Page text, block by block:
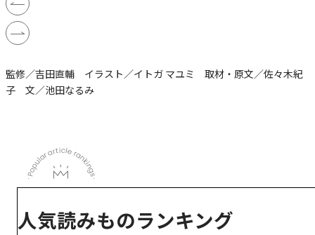
監修／吉田直輔 イラスト／イトガ マユミ 取材・原文／佐々木紀
子 文／池田なるみ
人気読みものランキング